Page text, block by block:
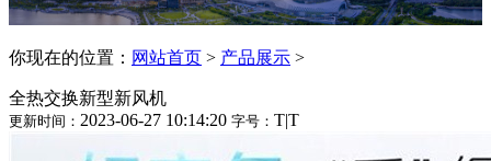
你现在的位置： 网站首页 > 产品展示 >
全热交换新型新风机
更新时间： 2023-06-27 10:14:20 字号： T|T